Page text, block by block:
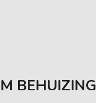
BEHUIZING